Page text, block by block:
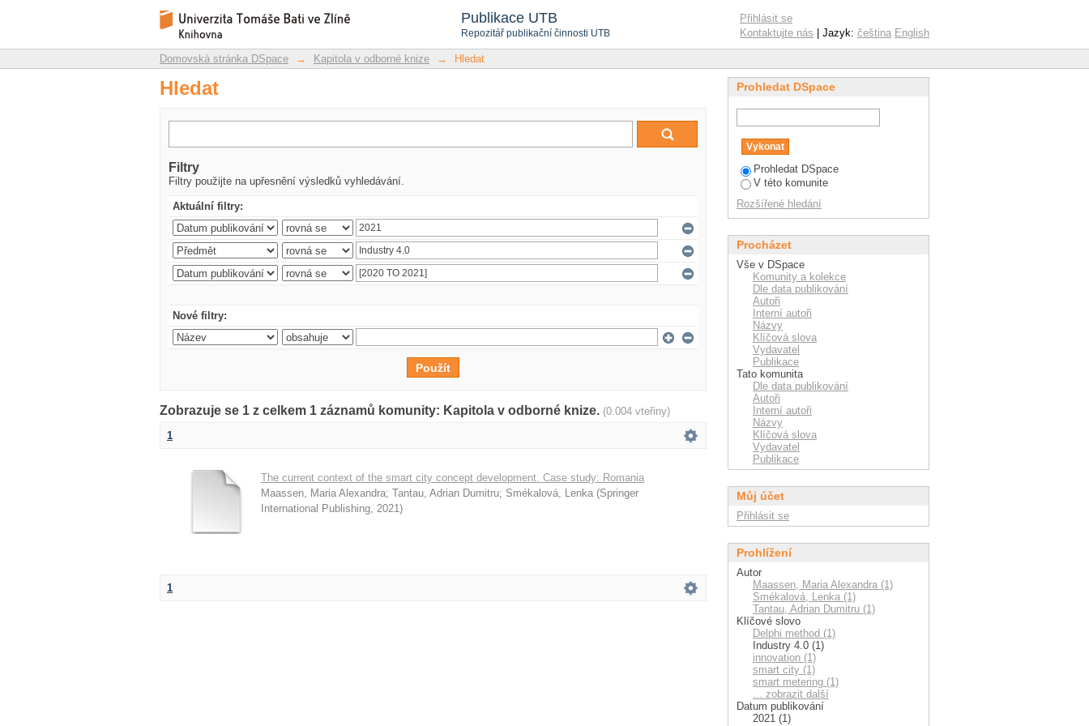
Publikace UTB
Repozitář publikační činnosti UTB
Hledat
Repozitář DSpace/Manakin
Přihlásit se
Kontaktujte nás | Jazyk: čeština English
Domovská stránka DSpace → Kapitola v odborné knize → Hledat
Hledat
Filtry
Filtry použijte na upřesnění výsledků vyhledávání.
Aktuální filtry:
Nové filtry:
Zobrazuje se 1 z celkem 1 záznamů komunity: Kapitola v odborné knize. (0.004 vteřiny)
1
The current context of the smart city concept development. Case study: Romania
Maassen, Maria Alexandra; Tantau, Adrian Dumitru; Smékalová, Lenka (Springer
International Publishing, 2021)
1
Prohledat DSpace
Prohledat DSpace
V této komunite
Rozšířené hledání
Procházet
Vše v DSpace
Komunity a kolekce
Dle data publikování
Autoři
Interní autoři
Názvy
Klíčová slova
Vydavatel
Publikace
Tato komunita
Dle data publikování
Autoři
Interní autoři
Názvy
Klíčová slova
Vydavatel
Publikace
Můj účet
Přihlásit se
Prohlížení
Autor
Maassen, Maria Alexandra (1)
Smékalová, Lenka (1)
Tantau, Adrian Dumitru (1)
Klíčové slovo
Delphi method (1)
Industry 4.0 (1)
innovation (1)
smart city (1)
smart metering (1)
... zobrazit další
Datum publikování
2021 (1)